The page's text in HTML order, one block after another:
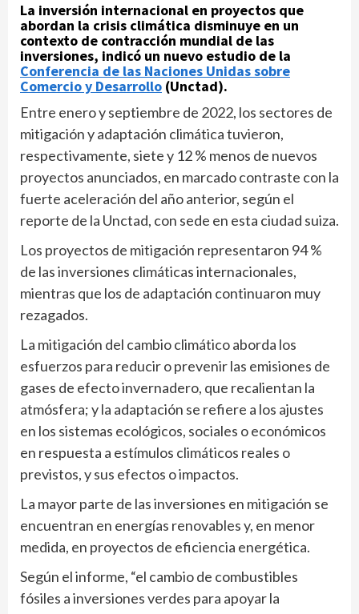
La inversión internacional en proyectos que
abordan la crisis climática disminuye en un
contexto de contracción mundial de las
inversiones, indicó un nuevo estudio de la
Conferencia de las Naciones Unidas sobre
Comercio y Desarrollo (Unctad).
Entre enero y septiembre de 2022, los sectores de
mitigación y adaptación climática tuvieron,
respectivamente, siete y 12 % menos de nuevos
proyectos anunciados, en marcado contraste con la
fuerte aceleración del año anterior, según el
reporte de la Unctad, con sede en esta ciudad suiza.
Los proyectos de mitigación representaron 94 %
de las inversiones climáticas internacionales,
mientras que los de adaptación continuaron muy
rezagados.
La mitigación del cambio climático aborda los
esfuerzos para reducir o prevenir las emisiones de
gases de efecto invernadero, que recalientan la
atmósfera; y la adaptación se refiere a los ajustes
en los sistemas ecológicos, sociales o económicos
en respuesta a estímulos climáticos reales o
previstos, y sus efectos o impactos.
La mayor parte de las inversiones en mitigación se
encuentran en energías renovables y, en menor
medida, en proyectos de eficiencia energética.
Según el informe, “el cambio de combustibles
fósiles a inversiones verdes para apoyar la